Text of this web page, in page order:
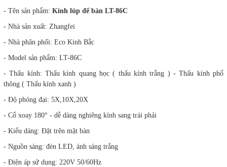
- Tên sản phẩm: Kính lúp để bàn LT-86C
- Nhà sản xuất: Zhangfei
- Nhà phân phối: Eco Kinh Bắc
- Model sản phẩm: LT-86C
- Thấu kính: Thấu kính quang học ( thấu kính trắng ) - Thấu kính phổ
thông ( Thấu kính xanh )
- Độ phóng đại: 5X,10X,20X
- Cổ xoay 180° - dễ dàng nghiêng kính sang trái phải
- Kiểu dáng: Đặt trên mặt bàn
- Nguồn sáng: đèn LED, ánh sáng trắng
- Điện áp sử dụng: 220V 50/60Hz